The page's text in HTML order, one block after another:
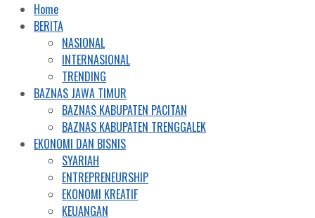
Home
BERITA
NASIONAL
INTERNASIONAL
TRENDING
BAZNAS JAWA TIMUR
BAZNAS KABUPATEN PACITAN
BAZNAS KABUPATEN TRENGGALEK
EKONOMI DAN BISNIS
SYARIAH
ENTREPRENEURSHIP
EKONOMI KREATIF
KEUANGAN